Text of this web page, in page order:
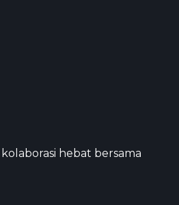
hebat bersama